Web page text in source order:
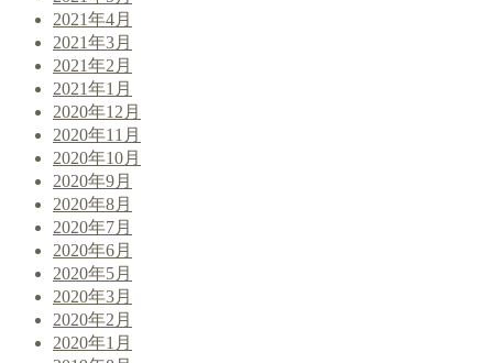
2021年4月
2021年3月
2021年2月
2021年1月
2020年12月
2020年11月
2020年10月
2020年9月
2020年8月
2020年7月
2020年6月
2020年5月
2020年3月
2020年2月
2020年1月